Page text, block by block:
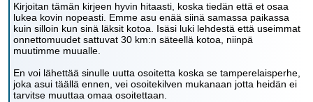
Kirjoitan tämän kirjeen hyvin hitaasti, koska tiedän että et osaa
lukea kovin nopeasti. Emme asu enää siinä samassa paikassa
kuin silloin kun sinä läksit kotoa. Isäsi luki lehdestä että useimmat
onnettomuudet sattuvat 30 km:n säteellä kotoa, niinpä
muutimme muualle.
En voi lähettää sinulle uutta osoitetta koska se tamperelaisperhe,
joka asui täällä ennen, vei osoitekilven mukanaan jotta heidän ei
tarvitse muuttaa omaa osoitettaan.